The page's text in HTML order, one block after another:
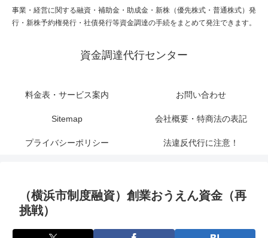
事業・経営に関する融資・補助金・助成金・新株（優先株式・普通株式）発
行・新株予約権発行・社債発行等資金調達の手続をまとめて発注できます。
資金調達代行センター
料金表・サービス案内 お問い合わせ
Sitemap 会社概要・特商法の表記
プライバシーポリシー 法違反代行に注意！
（横浜市制度融資）創業おうえん資金（再
挑戦）